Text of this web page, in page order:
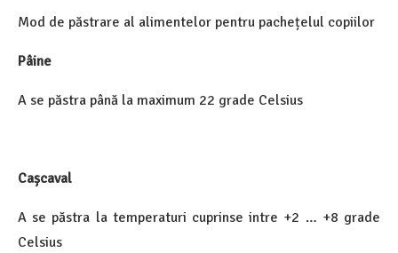
Mod de păstrare al alimentelor pentru pachețelul copiilor
Pâine
A se păstra până la maximum 22 grade Celsius
Cașcaval
A se păstra la temperaturi cuprinse intre +2 … +8 grade
Celsius